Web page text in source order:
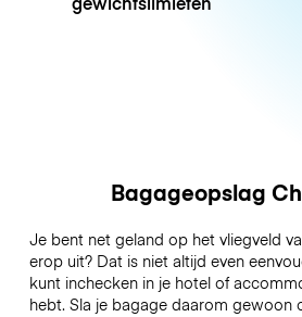
Bagageopslag
Je bent net geland op het vliegveld
erop uit? Dat is niet altijd even
kunt inchecken in je hotel of
hebt. Sla je bagage daarom gewoon